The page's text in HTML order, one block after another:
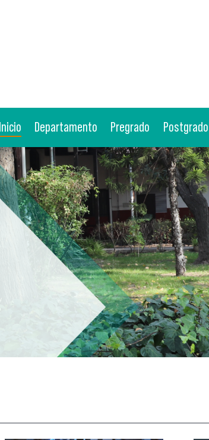
Inicio Departamento Pregrado Postgrado